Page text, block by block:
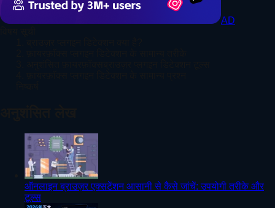
AD
ऑनलाइन ब्राउज़र एक्सटेंशन आसानी से कैसे जांचें: उपयोगी तरीके और
टूल्स